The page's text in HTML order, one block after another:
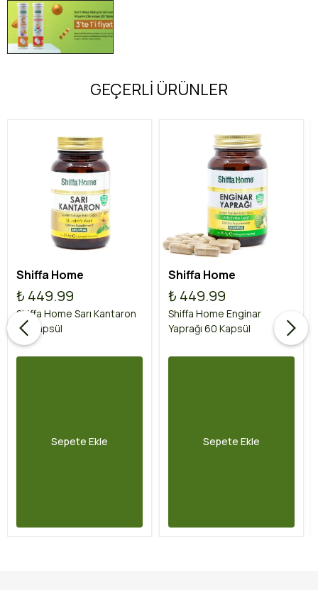
GEÇERLİ ÜRÜNLER
Shiffa Home
₺ 449.99
Shiffa Home Sarı Kantaron
60 Kapsül
Sepete Ekle
Shiffa Home
₺ 449.99
Shiffa Home Enginar
Yaprağı 60 Kapsül
Sepete Ekle